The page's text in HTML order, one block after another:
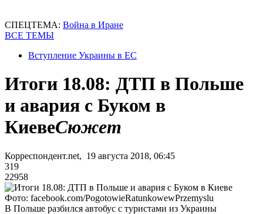
СПЕЦТЕМА: Война в Иране
ВСЕ ТЕМЫ
Вступление Украины в ЕС
Итоги 18.08: ДТП в Польше
и авария с Буком в
КиевеСюжет
Корреспондент.net, 19 августа 2018, 06:45
319
22958
Фото: facebook.com/PogotowieRatunkowewPrzemyslu
В Польше разбился автобус с туристами из Украины